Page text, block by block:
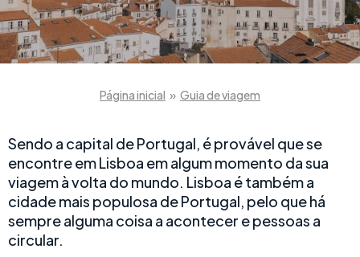
Página inicial » Guia de viagem
Sendo a capital de Portugal, é provável que se
encontre em Lisboa em algum momento da sua
viagem à volta do mundo. Lisboa é também a
cidade mais populosa de Portugal, pelo que há
sempre alguma coisa a acontecer e pessoas a
circular.